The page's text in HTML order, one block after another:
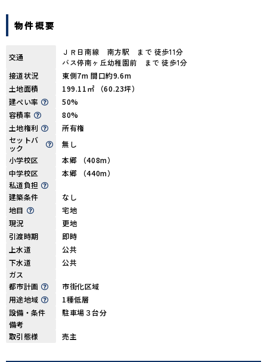
物件概要
交通
ＪＲ日南線 南方駅 まで 徒歩11分
バス停南ヶ丘幼稚園前 まで 徒歩1分
接道状況
東側7m 間口約9.6m
土地面積
199.11㎡ （60.23坪）
建ぺい率
50%
容積率
80%
土地権利
所有権
セットバ
ック
無し
小学校区
本郷 （408m）
中学校区
本郷 （440m）
私道負担
建築条件
なし
地目
宅地
現況
更地
引渡時期
即時
上水道
公共
下水道
公共
ガス
都市計画
市街化区域
用途地域
1種低層
設備・条件
駐車場３台分
備考
取引態様
売主